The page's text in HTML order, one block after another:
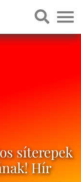
síterepek
Hír